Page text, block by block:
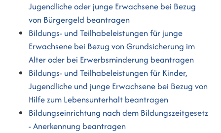
Jugendliche oder junge Erwachsene bei Bezug
von Bürgergeld beantragen
Bildungs- und Teilhabeleistungen für junge
Erwachsene bei Bezug von Grundsicherung im
Alter oder bei Erwerbsminderung beantragen
Bildungs- und Teilhabeleistungen für Kinder,
Jugendliche und junge Erwachsene bei Bezug von
Hilfe zum Lebensunterhalt beantragen
Bildungseinrichtung nach dem Bildungszeitgesetz
- Anerkennung beantragen